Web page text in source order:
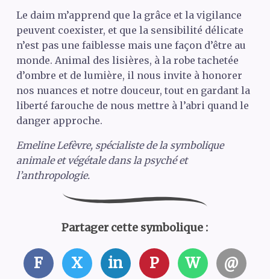
Le daim m’apprend que la grâce et la vigilance
peuvent coexister, et que la sensibilité délicate
n’est pas une faiblesse mais une façon d’être au
monde. Animal des lisières, à la robe tachetée
d’ombre et de lumière, il nous invite à honorer
nos nuances et notre douceur, tout en gardant la
liberté farouche de nous mettre à l’abri quand le
danger approche.
Emeline Lefèvre, spécialiste de la symbolique
animale et végétale dans la psyché et
l’anthropologie.
Partager cette symbolique :
F X in P W @